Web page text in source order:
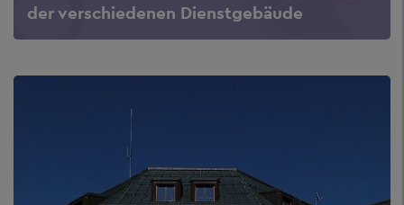
der verschiedenen Dienstgebäude